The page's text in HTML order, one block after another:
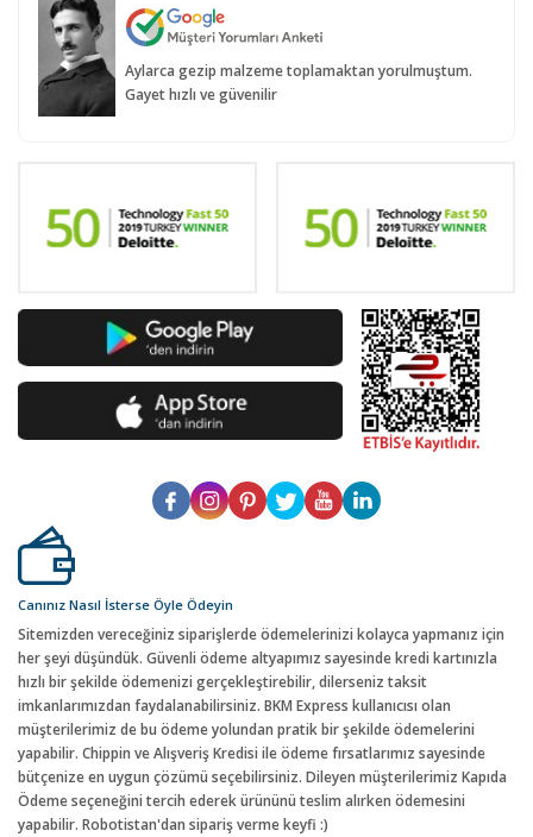
Aylarca gezip malzeme toplamaktan yorulmuştum.
Gayet hızlı ve güvenilir
Canınız Nasıl İsterse Öyle Ödeyin
Sitemizden vereceğiniz siparişlerde ödemelerinizi kolayca yapmanız için
her şeyi düşündük. Güvenli ödeme altyapımız sayesinde kredi kartınızla
hızlı bir şekilde ödemenizi gerçekleştirebilir, dilerseniz taksit
imkanlarımızdan faydalanabilirsiniz. BKM Express kullanıcısı olan
müşterilerimiz de bu ödeme yolundan pratik bir şekilde ödemelerini
yapabilir. Chippin ve Alışveriş Kredisi ile ödeme fırsatlarımız sayesinde
bütçenize en uygun çözümü seçebilirsiniz. Dileyen müşterilerimiz Kapıda
Ödeme seçeneğini tercih ederek ürününü teslim alırken ödemesini
yapabilir. Robotistan'dan sipariş verme keyfi :)